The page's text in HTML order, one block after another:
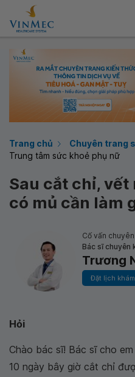
Trang chủ
Chuyên trang
Trung tâm sức khoẻ phụ nữ
Sau cắt chỉ, vết
có mủ cần làm
Cố vấn
Bác sĩ chuyên
Trương
Đặt lịch khám
Hỏi
Chào bác sĩ! Bác sĩ cho
10 ngày bây giờ cắt chỉ